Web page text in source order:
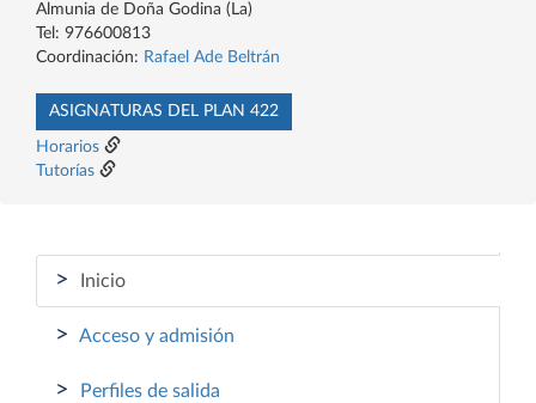
Almunia de Doña Godina (La)
Tel: 976600813
Coordinación: Rafael Ade Beltrán
ASIGNATURAS DEL PLAN 422
Horarios
Tutorías
> Inicio
> Acceso y admisión
> Perfiles de salida